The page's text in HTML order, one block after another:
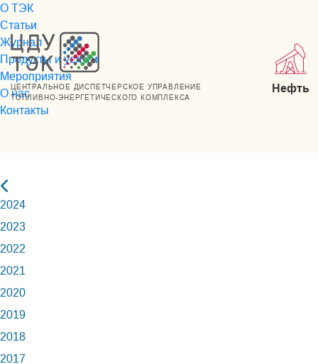
ЦЕНТРАЛЬНОЕ ДИСПЕТЧЕРСКОЕ УПРАВЛЕНИЕ
ТОПЛИВНО-ЭНЕРГЕТИЧЕСКОГО КОМПЛЕКСА
Нефть
О ТЭК
Статьи
Журнал
Продукты и услуги
Мероприятия
О нас
Контакты
2024
2023
2022
2021
2020
2019
2018
2017